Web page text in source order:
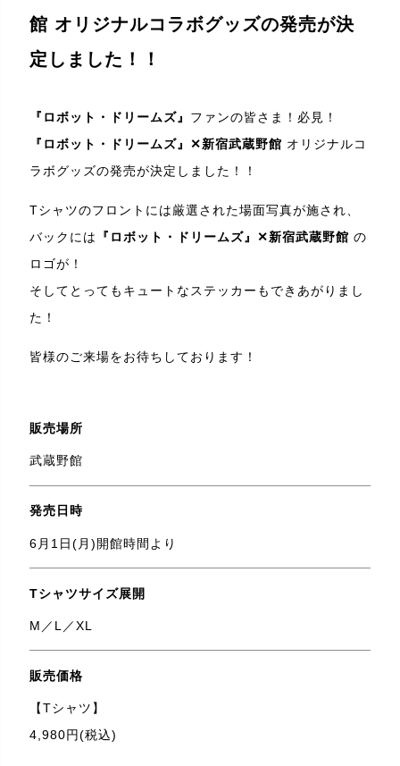
館 オリジナルコラボグッズの発売が決
定しました！！
『ロボット・ドリームズ』 ファンの皆さま！必見！
『ロボット・ドリームズ』✕新宿武蔵野館 オリジナルコ
ラボグッズの発売が決定しました！！
Tシャツのフロントには厳選された場面写真が施され、
バックには
『ロボット・ドリームズ』✕新宿武蔵野館 の
ロゴが！
そしてとってもキュートなステッカーもできあがりまし
た！
皆様のご来場をお待ちしております！
販売場所
武蔵野館
発売日時
6月1日(月)開館時間より
Tシャツサイズ展開
M／L／XL
販売価格
【Tシャツ】
4,980円(税込)